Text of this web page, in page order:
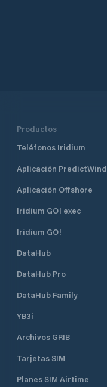
Productos
Teléfonos Iridium
Aplicación PredictWind
Aplicación Offshore
Iridium GO! exec
Iridium GO!
DataHub
DataHub Pro
DataHub Family
YB3i
Archivos GRIB
Tarjetas SIM
Planes SIM Airtime